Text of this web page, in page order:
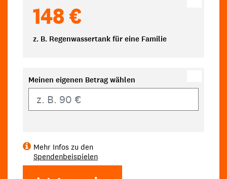
148 €
z. B. Regenwassertank für eine Familie
Meinen eigenen Betrag wählen
Mehr Infos zu den
Spendenbeispielen